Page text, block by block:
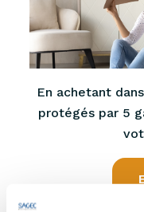
En achetant
protégés par 5